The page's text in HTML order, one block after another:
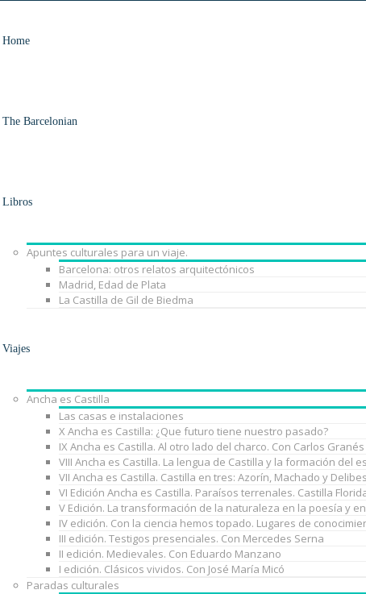
Home
The Barcelonian
Libros
Apuntes culturales para un viaje.
Barcelona: otros relatos arquitectónicos
Madrid, Edad de Plata
La Castilla de Gil de Biedma
Viajes
Ancha es Castilla
Las casas e instalaciones
X Ancha es Castilla: ¿Que futuro tiene nuestro pasado?
IX Ancha es Castilla. Al otro lado del charco. Con Carlos Granés
VIII Ancha es Castilla. La lengua de Castilla y la formación del
VII Ancha es Castilla. Castilla en tres: Azorín, Machado y
VI Edición Ancha es Castilla. Paraísos terrenales. Castilla
V Edición. La transformación de la naturaleza en la poesía y
IV edición. Con la ciencia hemos topado. Lugares de
III edición. Testigos presenciales. Con Mercedes Serna
II edición. Medievales. Con Eduardo Manzano
I edición. Clásicos vividos. Con José María Micó
Paradas culturales